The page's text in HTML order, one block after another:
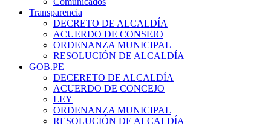
Transparencia
DECRETO DE ALCALDÍA
ACUERDO DE CONSEJO
ORDENANZA MUNICIPAL
RESOLUCIÓN DE ALCALDÍA
GOB.PE
DECERETO DE ALCALDÍA
ACUERDO DE CONCEJO
LEY
ORDENANZA MUNICIPAL
RESOLUCIÓN DE ALCALDÍA